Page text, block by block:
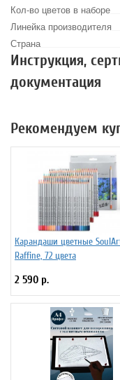
Кол-во цветов в наборе
Линейка производителя
Страна
Инструкция,
документация
Рекомендуем
Карандаши цветные
Raffine, 72 цвета
2 590 р.